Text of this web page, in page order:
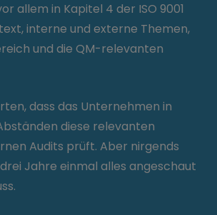
allem in Kapitel 4 der ISO 9001
interne und externe Themen,
und die QM-relevanten
dass das Unternehmen in
diese relevanten
Audits prüft. Aber nirgends
Jahre einmal alles angeschaut